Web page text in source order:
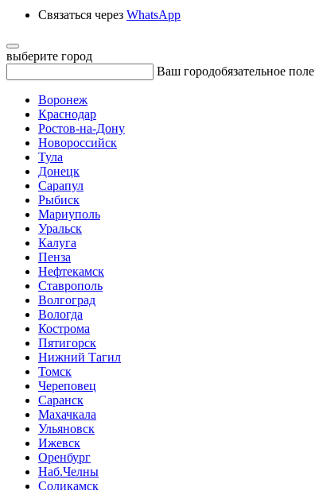
Связаться через WhatsApp
выберите город
Ваш городобязательное поле
Воронеж
Краснодар
Ростов-на-Дону
Новороссийск
Тула
Донецк
Сарапул
Рыбиск
Мариуполь
Уральск
Калуга
Пенза
Нефтекамск
Ставрополь
Волгоград
Вологда
Кострома
Пятигорск
Нижний Тагил
Томск
Череповец
Саранск
Махачкала
Ульяновск
Ижевск
Оренбург
Наб.Челны
Соликамск